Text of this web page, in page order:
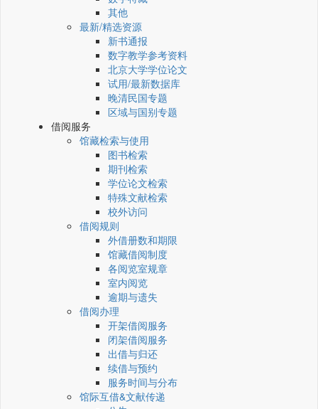
其他
最新/精选资源
新书通报
数字教学参考资料
北京大学学位论文
试用/最新数据库
晚清民国专题
区域与国别专题
借阅服务
馆藏检索与使用
图书检索
期刊检索
学位论文检索
特殊文献检索
校外访问
借阅规则
外借册数和期限
馆藏借阅制度
各阅览室规章
室内阅览
逾期与遗失
借阅办理
开架借阅服务
闭架借阅服务
出借与归还
续借与预约
服务时间与分布
馆际互借&文献传递